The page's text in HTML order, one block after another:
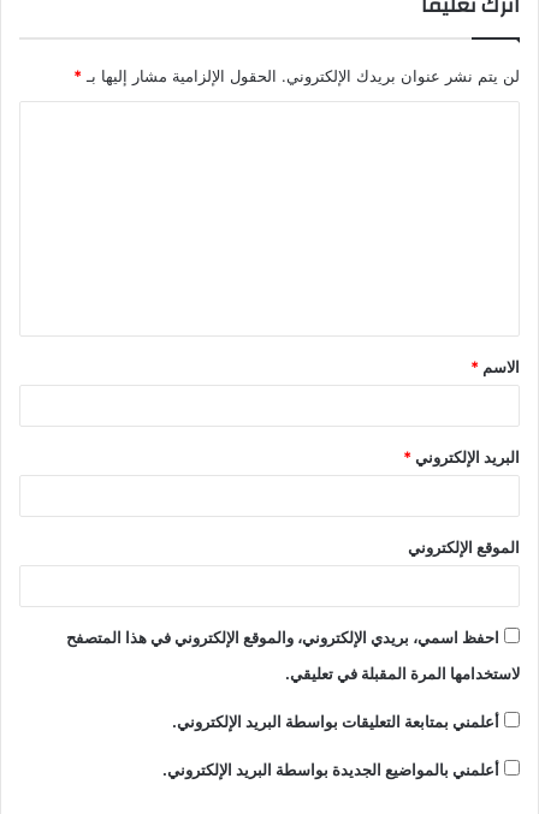
لن يتم نشر عنوان بريدك الإلكتروني. الحقول الإلزامية مشار إليها بـ *
الاسم *
البريد الإلكتروني*
الموقع الإلكتروني
احفظ اسمي، بريدي الإلكتروني، والموقع الإلكتروني في هذا المتصفح
لاستخدامها المرة المقبلة في تعليقي.
أعلمني بمتابعة التعليقات بواسطة البريد الإلكتروني.
أعلمني بالمواضيع الجديدة بواسطة البريد الإلكتروني.